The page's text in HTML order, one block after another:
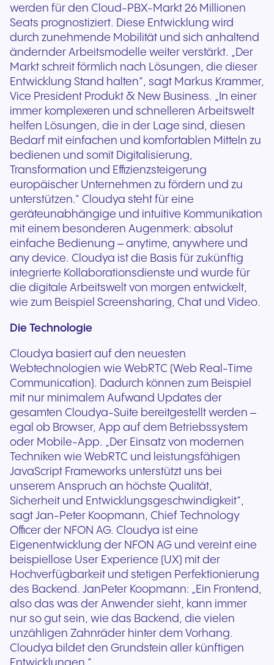
werden für den Cloud-PBX-Markt 26 Millionen
Seats prognostiziert. Diese Entwicklung wird
durch zunehmende Mobilität und sich anhaltend
ändernder Arbeitsmodelle weiter verstärkt. „Der
Markt schreit förmlich nach Lösungen, die dieser
Entwicklung Stand halten“, sagt Markus Krammer,
Vice President Produkt & New Business. „In einer
immer komplexeren und schnelleren Arbeitswelt
helfen Lösungen, die in der Lage sind, diesen
Bedarf mit einfachen und komfortablen Mitteln zu
bedienen und somit Digitalisierung,
Transformation und Effizienzsteigerung
europäischer Unternehmen zu fördern und zu
unterstützen.“ Cloudya steht für eine
geräteunabhängige und intuitive Kommunikation
mit einem besonderen Augenmerk: absolut
einfache Bedienung – anytime, anywhere und
any device. Cloudya ist die Basis für zukünftig
integrierte Kollaborationsdienste und wurde für
die digitale Arbeitswelt von morgen entwickelt,
wie zum Beispiel Screensharing, Chat und Video.
Die Technologie
Cloudya basiert auf den neuesten
Webtechnologien wie WebRTC (Web Real-Time
Communication). Dadurch können zum Beispiel
mit nur minimalem Aufwand Updates der
gesamten Cloudya-Suite bereitgestellt werden –
egal ob Browser, App auf dem Betriebssystem
oder Mobile-App. „Der Einsatz von modernen
Techniken wie WebRTC und leistungsfähigen
JavaScript Frameworks unterstützt uns bei
unserem Anspruch an höchste Qualität,
Sicherheit und Entwicklungsgeschwindigkeit“,
sagt Jan-Peter Koopmann, Chief Technology
Officer der NFON AG. Cloudya ist eine
Eigenentwicklung der NFON AG und vereint eine
beispiellose User Experience (UX) mit der
Hochverfügbarkeit und stetigen Perfektionierung
des Backend. JanPeter Koopmann: „Ein Frontend,
also das was der Anwender sieht, kann immer
nur so gut sein, wie das Backend, die vielen
unzähligen Zahnräder hinter dem Vorhang.
Cloudya bildet den Grundstein aller künftigen